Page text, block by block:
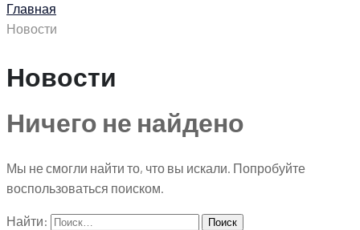
Главная
Новости
Новости
Ничего не найдено
Мы не смогли найти то, что вы искали. Попробуйте
воспользоваться поиском.
Найти: